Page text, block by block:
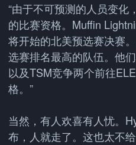
“由于不可预测的人员变化
的比赛资格。Muffin
将开始的北美预选赛决赛
选赛排名最高的队伍。他
以及TSM竞争两个前往
格。”
当然，有人欢喜有人忧。
布，人就走了。这也太不